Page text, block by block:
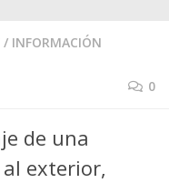
/ INFORMACIÓN
0
de una
exterior,